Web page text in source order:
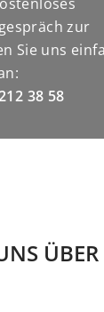
zur
Sie uns
38 58
ÜBER